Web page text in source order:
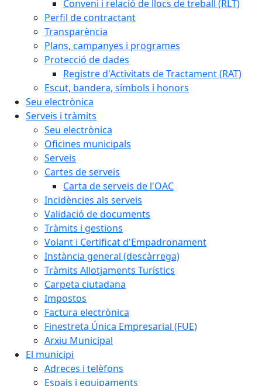
Conveni i relació de llocs de treball (RLT)
Perfil de contractant
Transparència
Plans, campanyes i programes
Protecció de dades
Registre d'Activitats de Tractament (RAT)
Escut, bandera, símbols i honors
Seu electrònica
Serveis i tràmits
Seu electrònica
Oficines municipals
Serveis
Cartes de serveis
Carta de serveis de l'OAC
Incidències als serveis
Validació de documents
Tràmits i gestions
Volant i Certificat d'Empadronament
Instància general (descàrrega)
Tràmits Allotjaments Turístics
Carpeta ciutadana
Impostos
Factura electrònica
Finestreta Única Empresarial (FUE)
Arxiu Municipal
El municipi
Adreces i telèfons
Espais i equipaments